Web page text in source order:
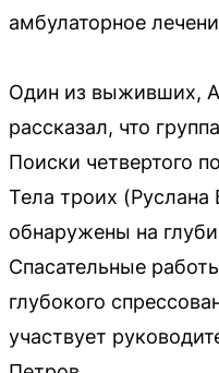
амбулаторное
Один из выживших,
рассказал, что
Поиски четвертого
Тела троих
обнаружены на
Спасательные
глубокого
участвует